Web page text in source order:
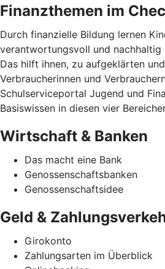
Finanzthemen im
Durch finanzielle Bildung lernen
verantwortungsvoll und nachhaltig
Das hilft ihnen, zu aufgeklärten
Verbraucherinnen und
Schulserviceportal Jugend und
Basiswissen in diesen vier
Wirtschaft & Banken
Das macht eine Bank
Genossenschaftsbanken
Genossenschaftsidee
Geld &
Girokonto
Zahlungsarten im Überblick